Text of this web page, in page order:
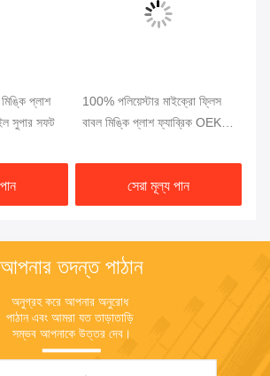
মিঙ্কি প্লাশ
সুপার সফট
100% পলিয়েস্টার মাইক্রো ফ্লিস
বাবল মিঙ্কি প্লাশ ফ্যাব্রিক OEKO
সেরা মূল্য পান
আপনার তদন্ত পাঠান
অনুগ্রহ করে আপনার অনুরোধ
পাঠান এবং আমরা যত তাড়াতাড়ি
সম্ভব আপনাকে উত্তর দেব।